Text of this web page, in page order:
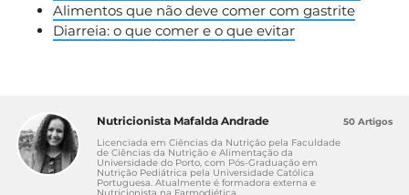
Alimentos que não deve comer com gastrite
Diarreia: o que comer e o que evitar
Nutricionista Mafalda Andrade
Licenciada em Ciências da Nutrição pela Faculdade
de Ciências da Nutrição e Alimentação da
Universidade do Porto, com Pós-Graduação em
Nutrição Pediátrica pela Universidade Católica
Portuguesa. Atualmente é formadora externa e
Nutricionista na Farmodiética.
50 Artigos